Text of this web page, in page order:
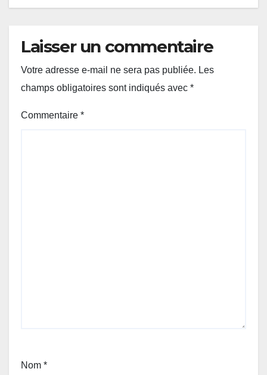
Laisser un commentaire
Votre adresse e-mail ne sera pas publiée. Les
champs obligatoires sont indiqués avec *
Commentaire *
Nom *